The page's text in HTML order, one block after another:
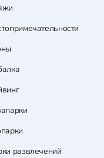
развлечений